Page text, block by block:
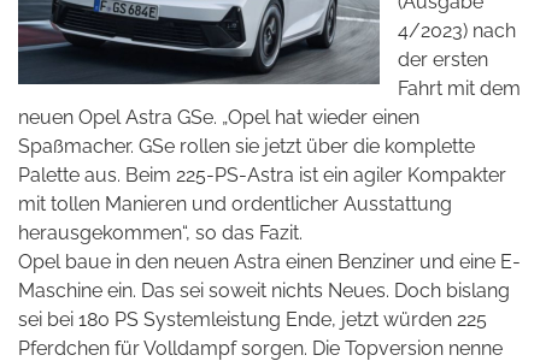
4/2023) nach
der ersten
Fahrt mit dem
neuen Opel Astra GSe. „Opel hat wieder einen
Spaßmacher. GSe rollen sie jetzt über die komplette
Palette aus. Beim 225-PS-Astra ist ein agiler Kompakter
mit tollen Manieren und ordentlicher Ausstattung
herausgekommen“, so das Fazit.
Opel baue in den neuen Astra einen Benziner und eine E-
Maschine ein. Das sei soweit nichts Neues. Doch bislang
sei bei 180 PS Systemleistung Ende, jetzt würden 225
Pferdchen für Volldampf sorgen. Die Topversion nenne